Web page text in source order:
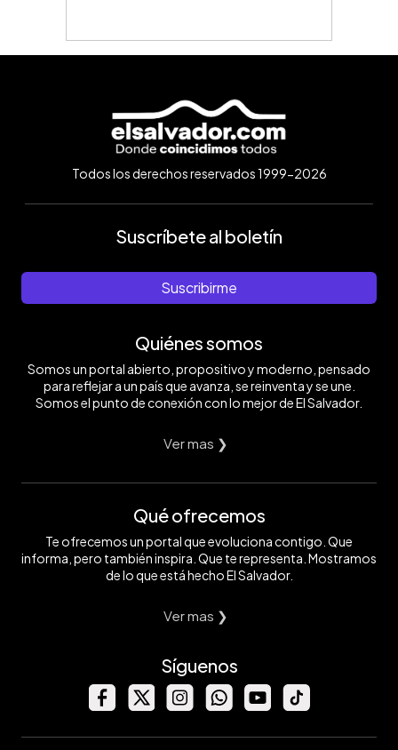
Todos los derechos reservados 1999-2026
Suscríbete al boletín
Suscribirme
Quiénes somos
Somos un portal abierto, propositivo y moderno, pensado
para reflejar a un país que avanza, se reinventa y se une.
Somos el punto de conexión con lo mejor de El Salvador.
Ver mas ❯
Qué ofrecemos
Te ofrecemos un portal que evoluciona contigo. Que
informa, pero también inspira. Que te representa. Mostramos
de lo que está hecho El Salvador.
Ver mas ❯
Síguenos